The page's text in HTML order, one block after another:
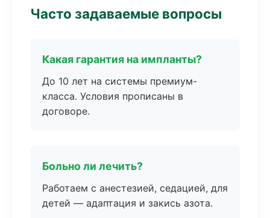
Часто задаваемые вопросы
Какая гарантия на импланты?
До 10 лет на системы премиум-
класса. Условия прописаны в
договоре.
Больно ли лечить?
Работаем с анестезией, седацией, для
детей — адаптация и закись азота.